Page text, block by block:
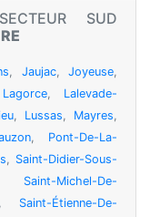
SUD
, Jaujac, Joyeuse,
Lagorce, Lalevade-
, Lussas, Mayres,
, Pont-De-La-
, Saint-Didier-Sous-
Saint-Michel-De-
, Saint-Étienne-De-